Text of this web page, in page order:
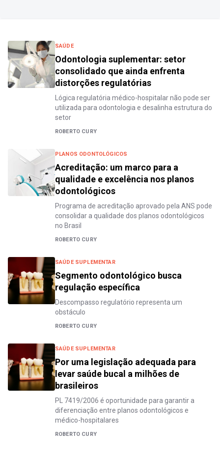
SAÚDE
Odontologia suplementar: setor
consolidado que ainda enfrenta
distorções regulatórias
Lógica regulatória médico-hospitalar não pode ser
utilizada para odontologia e desalinha estrutura do
setor
ROBERTO CURY
PLANOS ODONTOLÓGICOS
Acreditação: um marco para a
qualidade e excelência nos planos
odontológicos
Programa de acreditação aprovado pela ANS pode
consolidar a qualidade dos planos odontológicos
no Brasil
ROBERTO CURY
SAÚDE SUPLEMENTAR
Segmento odontológico busca
regulação específica
Descompasso regulatório representa um
obstáculo
ROBERTO CURY
SAÚDE SUPLEMENTAR
Por uma legislação adequada para
levar saúde bucal a milhões de
brasileiros
PL 7419/2006 é oportunidade para garantir a
diferenciação entre planos odontológicos e
médico-hospitalares
ROBERTO CURY